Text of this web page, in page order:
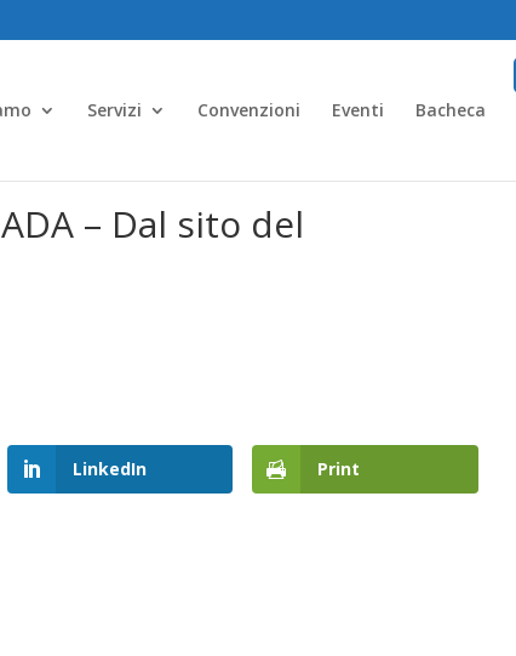
Servizi Convenzioni Eventi Bacheca
– Dal sito del
LinkedIn Print